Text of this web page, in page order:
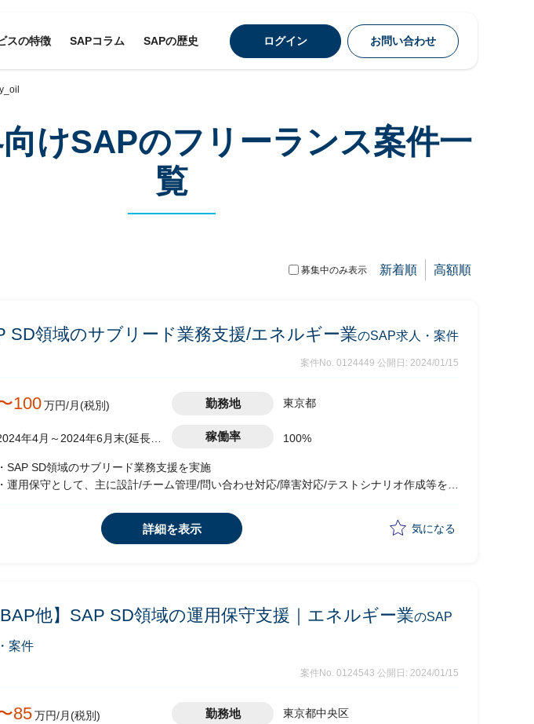
スの特徴 SAPコラム SAPの歴史 ログイン お問い合わせ
けSAPのフリーランス案件一
覧
募集中のみ表示 新着順 高額順
SD領域のサブリード業務支援/エネルギー業のSAP求人・案件
案件No. 0124449 公開日: 2024/01/15
100万円/月(税別) 勤務地 東京都
年4月～2024年6月末(延長の
稼働率 100%
・SAP SD領域のサブリード業務支援を実施
・運用保守として、主に設計/チーム管理/問い合わせ対応/障害対応/テストシナリオ作成等を実
・クライアントとコミュニケーションを取りながら各フェーズの業務を遂行
・各種ドキュメンテーション等、その他付随業務を実施想定
詳細を表示 気になる
他】SAP SD領域の運用保守支援｜エネルギー業のSAP
案件
案件No. 0124543 公開日: 2024/01/15
85万円/月(税別) 勤務地 東京都中央区